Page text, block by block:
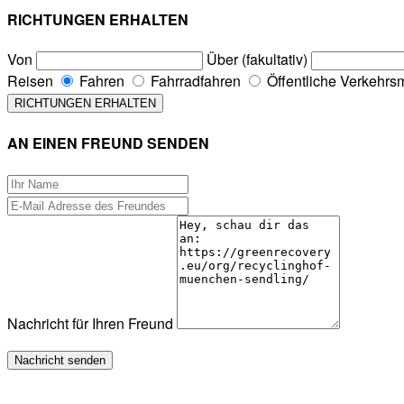
RICHTUNGEN ERHALTEN
Von
Über (fakultativ)
Reisen
Fahren Fahrradfahren Öffentliche
AN EINEN FREUND SENDEN
Nachricht für Ihren Freund